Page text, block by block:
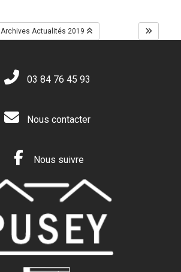
Archives Actualités 2019
03 84 76 45 93
Nous contacter
Nous suivre